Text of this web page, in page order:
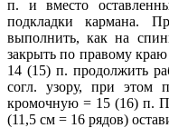
п. и вместо
подкладки кармана.
выполнить, как на
закрыть по правому
14 (15) п. продолжить
согл. узору, при этом
кромочную = 15 (16) п.
(11,5 см = 16 рядов)